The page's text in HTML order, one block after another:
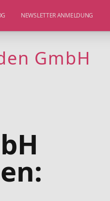
NEWSLETTER ANMELDUNG
GmbH